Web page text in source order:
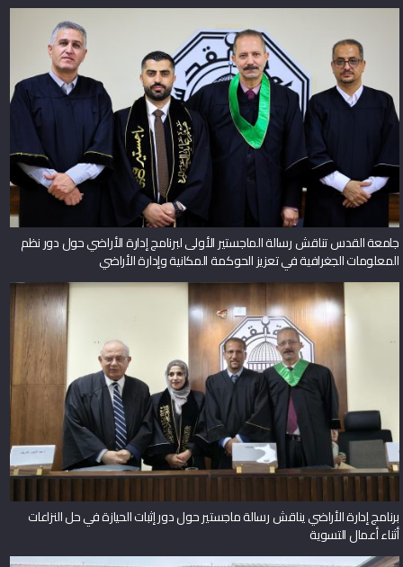
جامعة القدس تناقش رسالة الماجستير الأولى لبرنامج إدارة الأراضي حول دور نظم
المعلومات الجغرافية في تعزيز الحوكمة المكانية وإدارة الأراضي
برنامج إدارة الأراضي يناقش رسالة ماجستير حول دور إثبات الحيازة في حل النزاعات
أثناء أعمال التسوية